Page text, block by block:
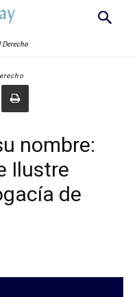
Derecho
nombre:
Ilustre
de